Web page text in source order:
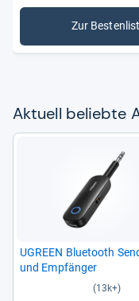
Zur :
Aktu­ell beliebte
UGREEN Blue­tooth
und Emp­fän­ger
(13k+)